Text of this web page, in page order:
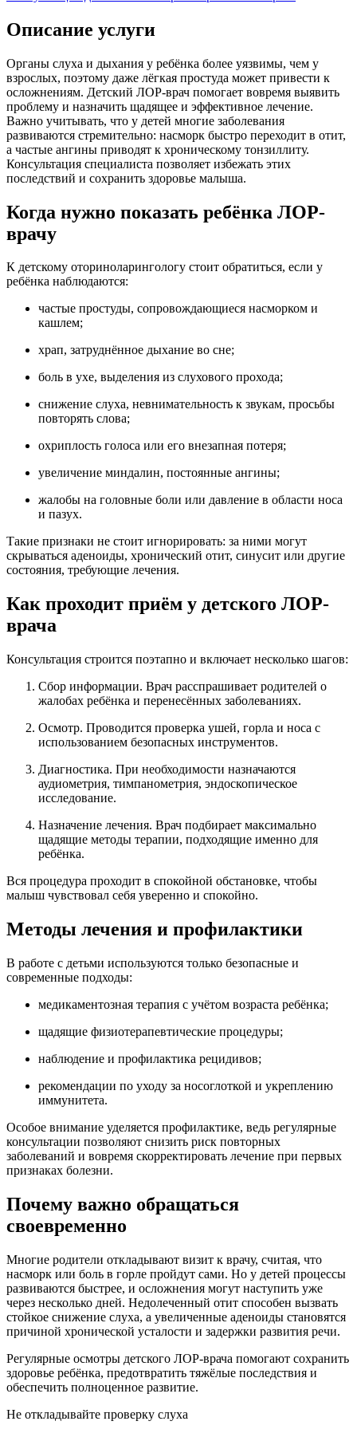
Описание услуги
Органы слуха и дыхания у ребёнка более уязвимы, чем у
взрослых, поэтому даже лёгкая простуда может привести к
осложнениям. Детский ЛОР-врач помогает вовремя выявить
проблему и назначить щадящее и эффективное лечение.
Важно учитывать, что у детей многие заболевания
развиваются стремительно: насморк быстро переходит в отит,
а частые ангины приводят к хроническому тонзиллиту.
Консультация специалиста позволяет избежать этих
последствий и сохранить здоровье малыша.
Когда нужно показать ребёнка ЛОР-
врачу
К детскому оториноларингологу стоит обратиться, если у
ребёнка наблюдаются:
частые простуды, сопровождающиеся насморком и
кашлем;
храп, затруднённое дыхание во сне;
боль в ухе, выделения из слухового прохода;
снижение слуха, невнимательность к звукам, просьбы
повторять слова;
охриплость голоса или его внезапная потеря;
увеличение миндалин, постоянные ангины;
жалобы на головные боли или давление в области носа
и пазух.
Такие признаки не стоит игнорировать: за ними могут
скрываться аденоиды, хронический отит, синусит или другие
состояния, требующие лечения.
Как проходит приём у детского ЛОР-
врача
Консультация строится поэтапно и включает несколько шагов:
Сбор информации. Врач расспрашивает родителей о
жалобах ребёнка и перенесённых заболеваниях.
Осмотр. Проводится проверка ушей, горла и носа с
использованием безопасных инструментов.
Диагностика. При необходимости назначаются
аудиометрия, тимпанометрия, эндоскопическое
исследование.
Назначение лечения. Врач подбирает максимально
щадящие методы терапии, подходящие именно для
ребёнка.
Вся процедура проходит в спокойной обстановке, чтобы
малыш чувствовал себя уверенно и спокойно.
Методы лечения и профилактики
В работе с детьми используются только безопасные и
современные подходы:
медикаментозная терапия с учётом возраста ребёнка;
щадящие физиотерапевтические процедуры;
наблюдение и профилактика рецидивов;
рекомендации по уходу за носоглоткой и укреплению
иммунитета.
Особое внимание уделяется профилактике, ведь регулярные
консультации позволяют снизить риск повторных
заболеваний и вовремя скорректировать лечение при первых
признаках болезни.
Почему важно обращаться
своевременно
Многие родители откладывают визит к врачу, считая, что
насморк или боль в горле пройдут сами. Но у детей процессы
развиваются быстрее, и осложнения могут наступить уже
через несколько дней. Недолеченный отит способен вызвать
стойкое снижение слуха, а увеличенные аденоиды становятся
причиной хронической усталости и задержки развития речи.
Регулярные осмотры детского ЛОР-врача помогают сохранить
здоровье ребёнка, предотвратить тяжёлые последствия и
обеспечить полноценное развитие.
Не откладывайте проверку слуха